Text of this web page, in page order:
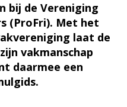
bij de Vereniging
(ProFri). Met het
laat de
vakmanschap
daarmee een